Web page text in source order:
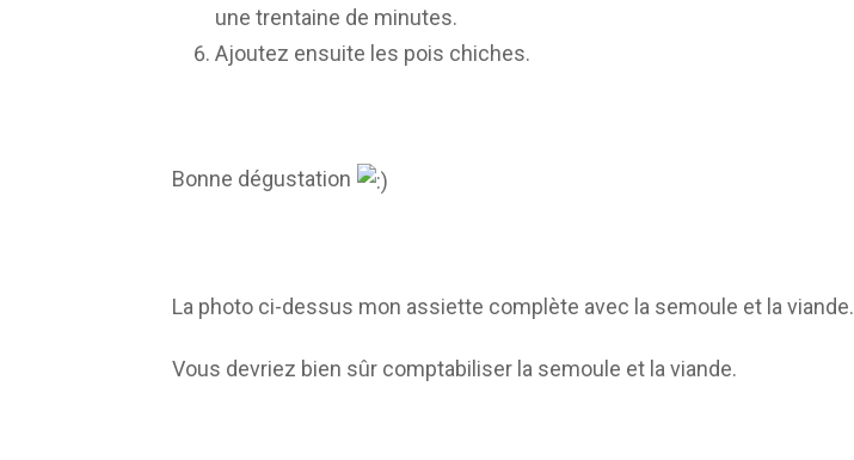
une trentaine de minutes.
Ajoutez ensuite les pois chiches.
Bonne dégustation
La photo ci-dessus mon assiette complète avec la semoule et la viande.
Vous devriez bien sûr comptabiliser la semoule et la viande.